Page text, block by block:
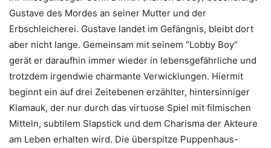
Gustave des Mordes an seiner Mutter und der
Erbschleicherei. Gustave landet im Gefängnis, bleibt dort
aber nicht lange. Gemeinsam mit seinem “Lobby Boy“
gerät er daraufhin immer wieder in lebensgefährliche und
trotzdem irgendwie charmante Verwicklungen. Hiermit
beginnt ein auf drei Zeitebenen erzählter, hintersinniger
Klamauk, der nur durch das virtuose Spiel mit filmischen
Mitteln, subtilem Slapstick und dem Charisma der Akteure
am Leben erhalten wird. Die überspitze Puppenhaus-